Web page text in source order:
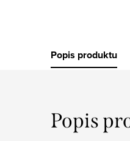
Popis produktu
Popis